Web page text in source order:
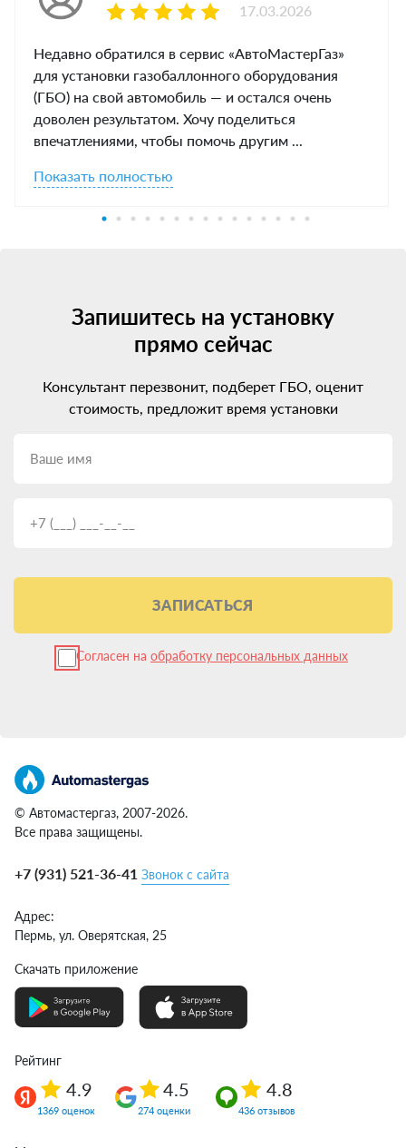
Недавно обратился в сервис «АвтоМастерГаз»
для установки газобаллонного оборудования
(ГБО) на свой автомобиль — и остался очень
доволен результатом. Хочу поделиться
впечатлениями, чтобы помочь другим ...
Показать полностью
17.03.2026
Запишитесь на установку
прямо сейчас
Консультант перезвонит, подберет ГБО, оценит
стоимость, предложит время установки
ЗАПИСАТЬСЯ
Согласен на обработку персональных данных
© Автомастергаз, 2007-2026.
Все права защищены.
+7 (931) 521-36-41 Звонок с сайта
Адрес:
Пермь, ул. Оверятская, 25
Скачать приложение
Рейтинг
4.9
1369 оценок
4.5
274 оценки
4.8
436 отзывов